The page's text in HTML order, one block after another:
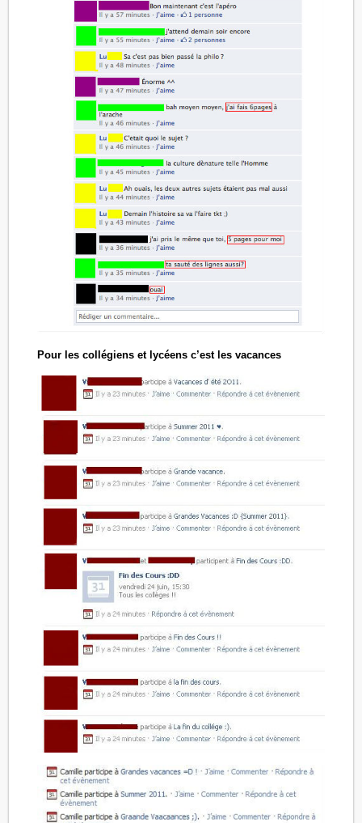
Pour les collégiens et lycéens c’est les vacances